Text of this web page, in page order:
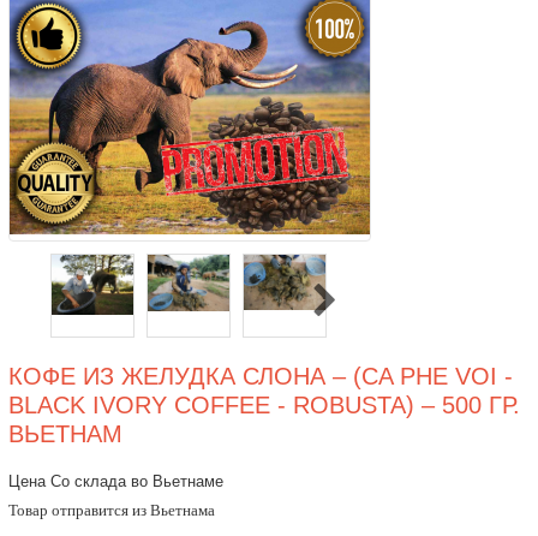
КОФЕ ИЗ ЖЕЛУДКА СЛОНА – (CA PHE VOI -
BLACK IVORY COFFEE - ROBUSTA) – 500 ГР.
ВЬЕТНАМ
Цена Со склада во Вьетнаме
Товар отправится из Вьетнама